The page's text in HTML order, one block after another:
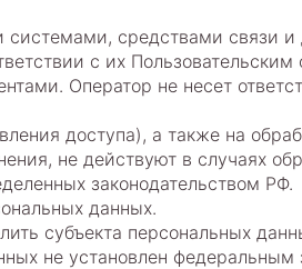
средствами связи и
с их
Оператор не несет
доступа), а также на
не действуют в случаях
законодательством РФ.
данных.
субъекта персональных
не установлен федеральным